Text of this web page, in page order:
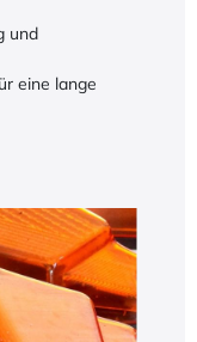
und
eine lange